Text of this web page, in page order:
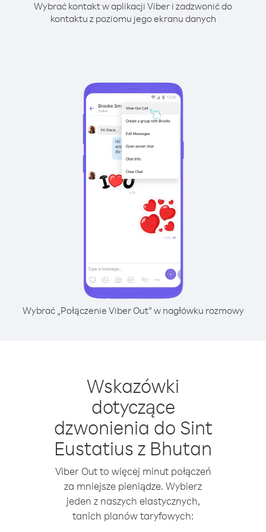
Wybrać kontakt w aplikacji Viber i zadzwonić do
kontaktu z poziomu jego ekranu danych
Wybrać „Połączenie Viber Out” w nagłówku rozmowy
Wskazówki
dotyczące
dzwonienia do Sint
Eustatius z Bhutan
Viber Out to więcej minut połączeń
za mniejsze pieniądze. Wybierz
jeden z naszych elastycznych,
tanich planów taryfowych: